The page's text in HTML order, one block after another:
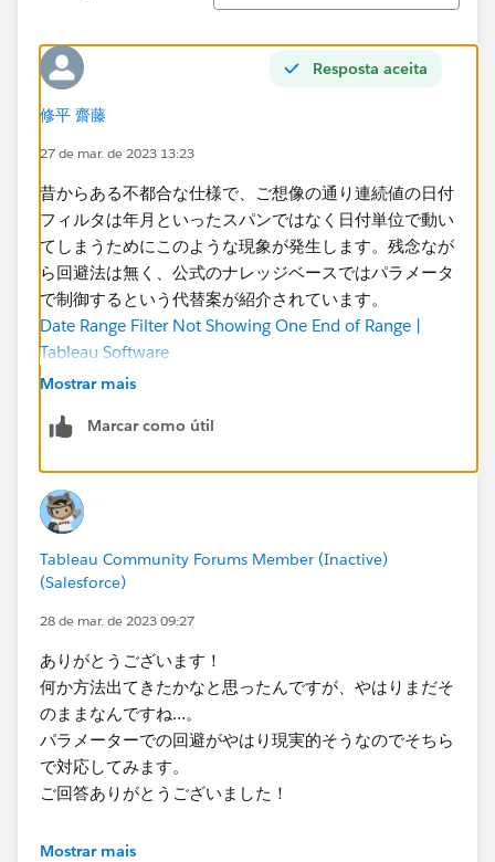
Resposta aceita
修平 齋藤
27 de mar. de 2023 13:23
昔からある不都合な仕様で、ご想像の通り連続値の日付
フィルタは年月といったスパンではなく日付単位で動い
てしまうためにこのような現象が発生します。残念なが
ら回避法は無く、公式のナレッジベースではパラメータ
で制御するという代替案が紹介されています。
Date Range Filter Not Showing One End of Range |
Tableau Software
ーからの機能要望の投稿）も立ち上がっていますので、
Idea: Using date slider with monthly data
(tableau.com)
Mostrar mais
Marcar como útil
Tableau Community Forums Member (Inactive)
(Salesforce)
28 de mar. de 2023 09:27
ありがとうございます！
何か方法出てきたかなと思ったんですが、やはりまだそ
のままなんですね…。
パラメーターでの回避がやはり現実的そうなのでそちら
で対応してみます。
ご回答ありがとうございました！​
Ideaの投票もしておきます！​
Mostrar mais